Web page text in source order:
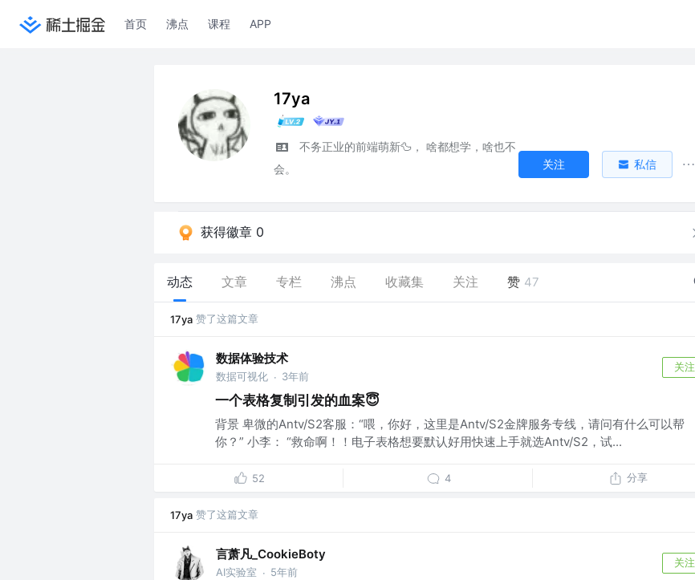
首页 沸点 课程 APP
17ya
不务正业的前端萌新🦆， 啥都想学，啥也不
会。
关注 私信
获得徽章 0
动态 文章 专栏 沸点 收藏集 关注 赞 47
17ya 赞了这篇文章
数据体验技术
数据可视化 · 3年前
关注
一个表格复制引发的血案😇
背景 卑微的Antv/S2客服：“喂，你好，这里是Antv/S2金牌服务专线，请问有什么可以帮
你？” 小李： “救命啊！！电子表格想要默认好用快速上手就选Antv/S2，试...
52 4 分享
17ya 赞了这篇文章
言萧凡_CookieBoty
AI实验室 · 5年前
关注